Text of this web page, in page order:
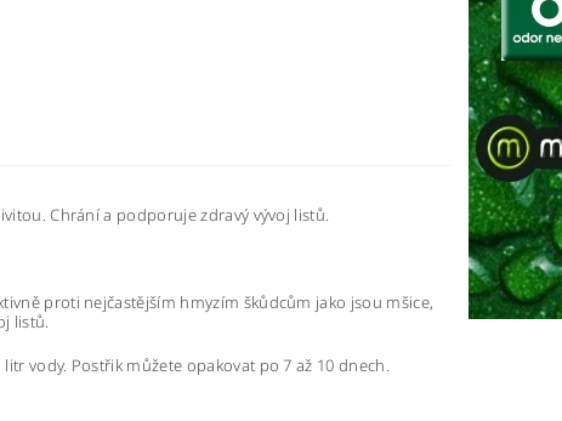
Chrání a podporuje zdravý vývoj listů.
proti nejčastějším hmyzím škůdcům jako jsou mšice,
listů.
vody. Postřik můžete opakovat po 7 až 10 dnech.